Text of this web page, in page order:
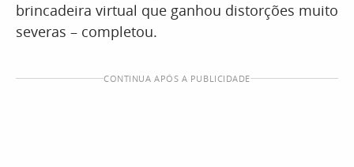
brincadeira virtual que ganhou distorções muito
severas – completou.
CONTINUA APÓS A PUBLICIDADE